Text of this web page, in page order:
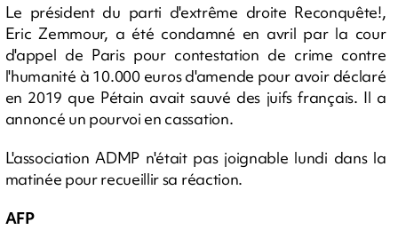
Le président du parti d'extrême droite Reconquête!,
Eric Zemmour, a été condamné en avril par la cour
d'appel de Paris pour contestation de crime contre
l'humanité à 10.000 euros d'amende pour avoir déclaré
en 2019 que Pétain avait sauvé des juifs français. Il a
annoncé un pourvoi en cassation.
L'association ADMP n'était pas joignable lundi dans la
matinée pour recueillir sa réaction.
AFP